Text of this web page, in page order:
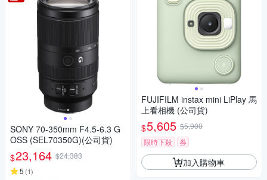
SONY 70-350mm F4.5-6.3 G
OSS (SEL70350G)(公司貨)
$23,164 $24,383
5 (1)
FUJIFILM instax mini LiPlay 馬
上看相機 (公司貨)
$5,605 $5,900
限時下殺
券
加入購物車